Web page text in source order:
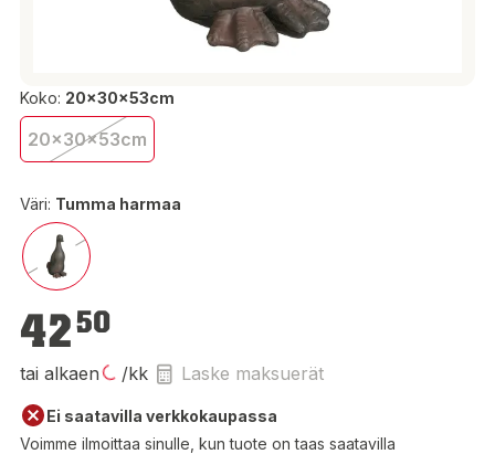
Koko: 20x30x53cm
20x30x53cm
Väri: Tumma harmaa
4250
tai alkaen /kk Laske maksuerät
Ei saatavilla verkkokaupassa
Voimme ilmoittaa sinulle, kun tuote on taas saatavilla